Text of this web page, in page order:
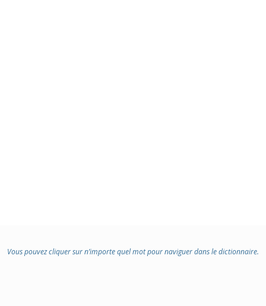
Vous pouvez cliquer sur n’importe quel mot pour naviguer dans le dictionnaire.